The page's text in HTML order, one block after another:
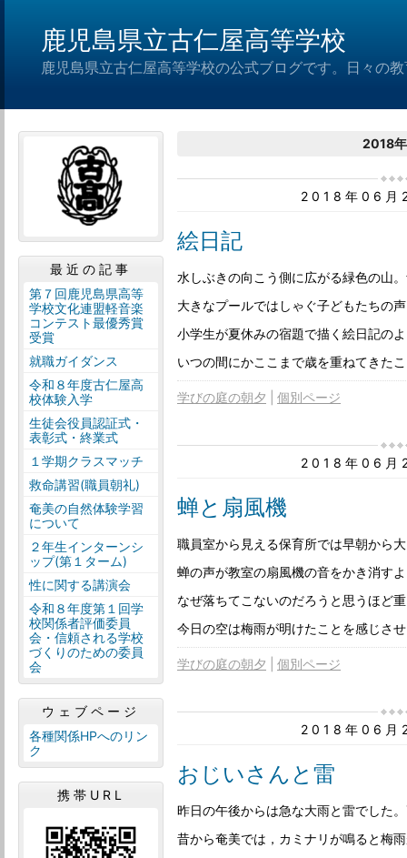
鹿児島県立古仁屋高等学校
鹿児島県立古仁屋高等学校の公式ブログです。日々の
2018
2018年06月
絵日記
水しぶきの向こう側に広がる緑色の山
大きなプールではしゃぐ子どもたちの
小学生が夏休みの宿題で描く絵日記の
いつの間にかここまで歳を重ねてきた
学びの庭の朝夕 個別ページ
2018年06月
蝉と扇風機
職員室から見える保育所では早朝から
蝉の声が教室の扇風機の音をかき消す
なぜ落ちてこないのだろうと思うほど
今日の空は梅雨が明けたことを感じさ
学びの庭の朝夕 個別ページ
2018年06月
おじいさんと雷
昨日の午後からは急な大雨と雷でした
昔から奄美では，カミナリが鳴ると梅
最近の記事
第７回鹿児島県高等
学校文化連盟軽音楽
コンテスト最優秀賞
受賞
就職ガイダンス
令和８年度古仁屋高
校体験入学
生徒会役員認証式・
表彰式・終業式
１学期クラスマッチ
救命講習(職員朝礼)
奄美の自然体験学習
について
２年生インターンシ
ップ(第１ターム)
性に関する講演会
令和８年度第１回学
校関係者評価委員
会・信頼される学校
づくりのための委員
会
ウェブページ
各種関係HPへのリン
ク
携帯URL